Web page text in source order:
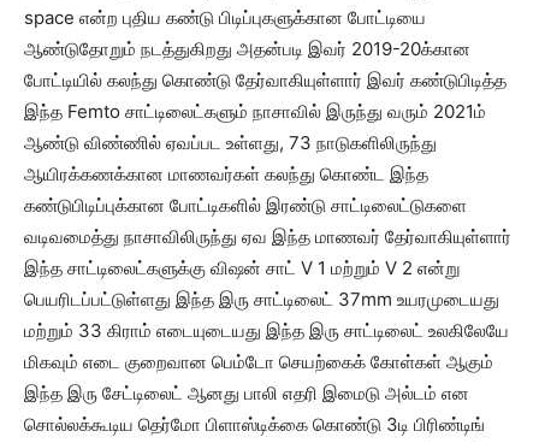
space என்ற புதிய கண்டு பிடிப்புகளுக்கான போட்டியை
ஆண்டுதோறும் நடத்துகிறது அதன்படி இவர் 2019-20க்கான
போட்டியில் கலந்து கொண்டு தேர்வாகியுள்ளார் இவர் கண்டுபிடித்த
இந்த Femto சாட்டிலைட்களும் நாசாவில் இருந்து வரும் 2021ம்
ஆண்டு விண்ணில் ஏவப்பட உள்ளது, 73 நாடுகளிலிருந்து
ஆயிரக்கணக்கான மாணவர்கள் கலந்து கொண்ட இந்த
கண்டுபிடிப்புக்கான போட்டிகளில் இரண்டு சாட்டிலைட்டுகளை
வடிவமைத்து நாசாவிலிருந்து ஏவ இந்த மாணவர் தேர்வாகியுள்ளார்
இந்த சாட்டிலைட்களுக்கு விஷன் சாட் V 1 மற்றும் V 2 என்று
பெயரிடப்பட்டுள்ளது இந்த இரு சாட்டிலைட் 37mm உயரமுடையது
மற்றும் 33 கிராம் எடையுடையது இந்த இரு சாட்டிலைட் உலகிலேயே
மிகவும் எடை குறைவான பெம்டோ செயற்கைக் கோள்கள் ஆகும்
இந்த இரு சேட்டிலைட் ஆனது பாலி எதரி இமைடு அல்டம் என
சொல்லக்கூடிய தெர்மோ பிளாஸ்டிக்கை கொண்டு 3டி பிரிண்டிங்